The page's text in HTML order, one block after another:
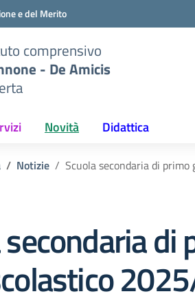
e del Merito
comprensivo
- De Amicis
Novità Didattica
Notizie Scuola secondaria di
secondaria